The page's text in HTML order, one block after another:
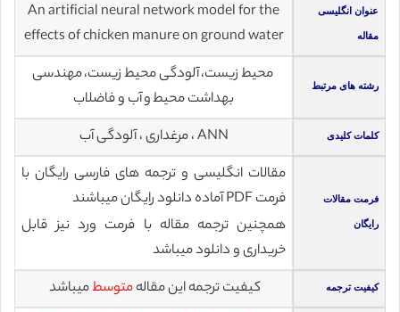
عنوان انگلیسی
مقاله
An artificial neural network model for the
effects of chicken manure on ground water
رشته های مرتبط
محیط زیست، آلودگی محیط زیست، مهندسی
بهداشت محیط و آب و فاضلاب
کلمات کلیدی ANN ، مرغداری ، آلودگی آب
فرمت مقالات
رایگان
مقالات انگلیسی و ترجمه های فارسی رایگان با
فرمت PDF آماده دانلود رایگان میباشند
همچنین ترجمه مقاله با فرمت ورد نیز قابل
خریداری و دانلود میباشد
کیفیت ترجمه کیفیت ترجمه این مقالهمتوسطمیباشد